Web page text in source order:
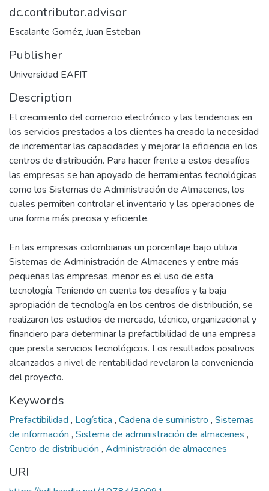
dc.contributor.advisor
Escalante Goméz, Juan Esteban
Publisher
Universidad EAFIT
Description
El crecimiento del comercio electrónico y las tendencias en
los servicios prestados a los clientes ha creado la necesidad
de incrementar las capacidades y mejorar la eficiencia en los
centros de distribución. Para hacer frente a estos desafíos
las empresas se han apoyado de herramientas tecnológicas
como los Sistemas de Administración de Almacenes, los
cuales permiten controlar el inventario y las operaciones de
una forma más precisa y eficiente.
En las empresas colombianas un porcentaje bajo utiliza
Sistemas de Administración de Almacenes y entre más
pequeñas las empresas, menor es el uso de esta
tecnología. Teniendo en cuenta los desafíos y la baja
apropiación de tecnología en los centros de distribución, se
realizaron los estudios de mercado, técnico, organizacional y
financiero para determinar la prefactibilidad de una empresa
que presta servicios tecnológicos. Los resultados positivos
alcanzados a nivel de rentabilidad revelaron la conveniencia
del proyecto.
Keywords
Prefactibilidad , Logística , Cadena de suministro , Sistemas
de información , Sistema de administración de almacenes ,
Centro de distribución , Administración de almacenes
URI